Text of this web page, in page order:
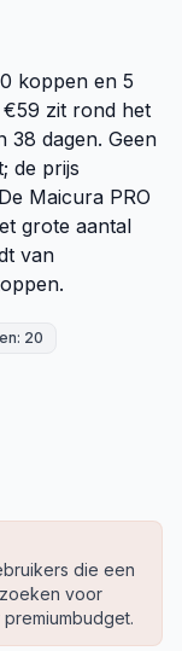
koppen en 5
zit rond het
38 dagen. Geen
de prijs
Maicura PRO
grote aantal
van
20
die een
voor